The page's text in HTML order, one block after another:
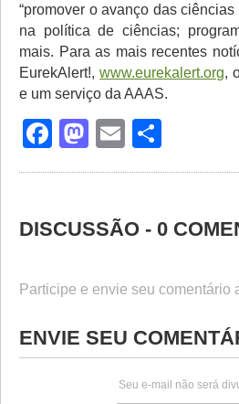
“promover o avanço das
na política de ciências;
mais. Para as mais recentes
EurekAlert!,www.eurekalert.org,
e um serviço da AAAS.
Facebook
Mastodon
Email
DISCUSSÃO - 0
Participe e envie seu comentário
ENVIE SEU
Seu e-mail não será